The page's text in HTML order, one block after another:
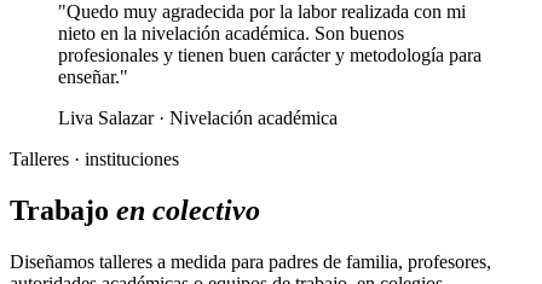
"Quedo muy agradecida por la labor realizada con mi
nieto en la nivelación académica. Son buenos
profesionales y tienen buen carácter y metodología para
enseñar."
Liva Salazar · Nivelación académica
Talleres · instituciones
Trabajo en colectivo
Diseñamos talleres a medida para padres de familia, profesores,